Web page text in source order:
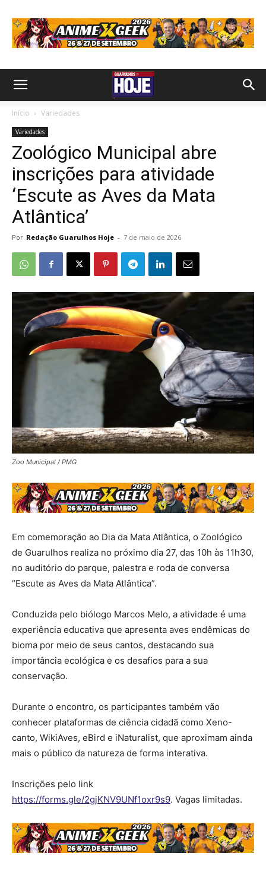
Início Variedades
Variedades
Zoológico Municipal abre
inscrições para atividade
‘Escute as Aves da Mata
Atlântica’
Por Redação Guarulhos Hoje - 7 de maio de 2026
Zoo Municipal / PMG
Em comemoração ao Dia da Mata Atlântica, o Zoológico
de Guarulhos realiza no próximo dia 27, das 10h às 11h30,
no auditório do parque, palestra e roda de conversa
“Escute as Aves da Mata Atlântica”.
Conduzida pelo biólogo Marcos Melo, a atividade é uma
experiência educativa que apresenta aves endêmicas do
bioma por meio de seus cantos, destacando sua
importância ecológica e os desafios para a sua
conservação.
Durante o encontro, os participantes também vão
conhecer plataformas de ciência cidadã como Xeno-
canto, WikiAves, eBird e iNaturalist, que aproximam ainda
mais o público da natureza de forma interativa.
Inscrições pelo link
https://forms.gle/2gjKNV9UNf1oxr9s9. Vagas limitadas.